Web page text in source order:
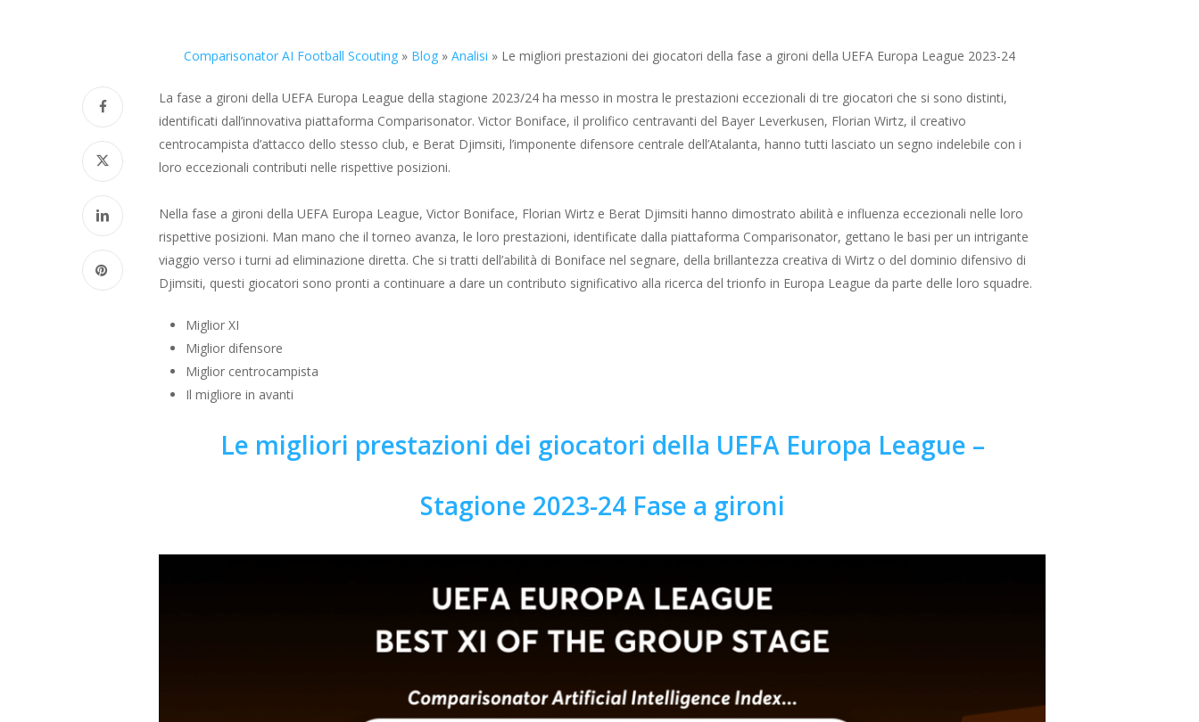
Comparisonator AI Football Scouting » Blog » Analisi » Le migliori prestazioni dei giocatori della fase a gironi della UEFA Europa League 2023-24
La fase a gironi della UEFA Europa League della stagione 2023/24 ha messo in mostra le prestazioni eccezionali di tre giocatori che si sono distinti,
identificati dall’innovativa piattaforma Comparisonator. Victor Boniface, il prolifico centravanti del Bayer Leverkusen, Florian Wirtz, il creativo
centrocampista d’attacco dello stesso club, e Berat Djimsiti, l’imponente difensore centrale dell’Atalanta, hanno tutti lasciato un segno indelebile con i
loro eccezionali contributi nelle rispettive posizioni.
Nella fase a gironi della UEFA Europa League, Victor Boniface, Florian Wirtz e Berat Djimsiti hanno dimostrato abilità e influenza eccezionali nelle loro
rispettive posizioni. Man mano che il torneo avanza, le loro prestazioni, identificate dalla piattaforma Comparisonator, gettano le basi per un intrigante
viaggio verso i turni ad eliminazione diretta. Che si tratti dell’abilità di Boniface nel segnare, della brillantezza creativa di Wirtz o del dominio difensivo di
Djimsiti, questi giocatori sono pronti a continuare a dare un contributo significativo alla ricerca del trionfo in Europa League da parte delle loro squadre.
Miglior XI
Miglior difensore
Miglior centrocampista
Il migliore in avanti
Le migliori prestazioni dei giocatori della UEFA Europa League –
Stagione 2023-24 Fase a gironi